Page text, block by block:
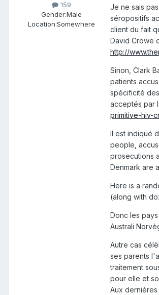
159
Gender:Male
Location:Somewhere
Je ne sais
séropositifs
client du fait
David Crowe
http://
Sinon, Clark
patients
spécificité
acceptés par
primitive-hiv-
Il est indiqué
people,
prosecutions
Denmark are
Here is a
(along with
Donc les
Australi
Autre cas
ses parents
traitement
pour elle et
Aux